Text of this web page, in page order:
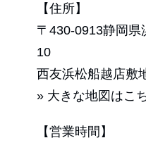
【住所】
〒430-0913静岡
10
西友浜松船越店敷
» 大きな地図はこ
【営業時間】